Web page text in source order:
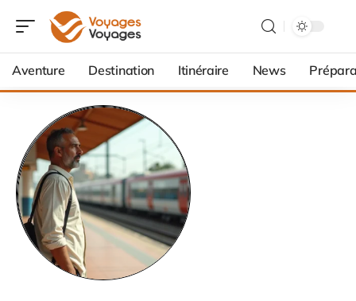
Aventure Destination Itinéraire News